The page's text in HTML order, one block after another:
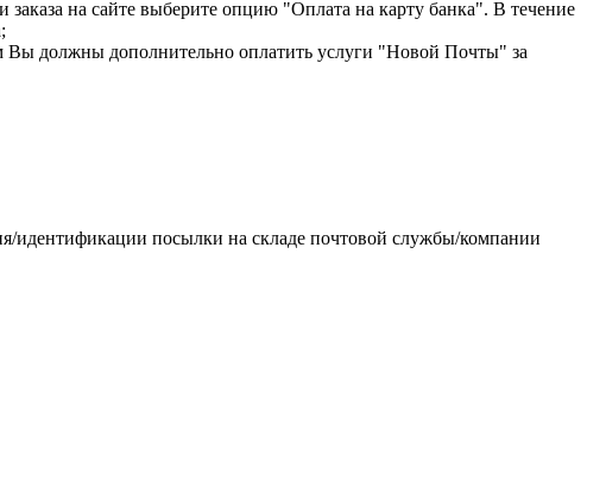
на сайте выберите опцию "Оплата на карту банка". В течение
должны дополнительно оплатить услуги "Новой Почты" за
идентификации посылки на складе почтовой службы/компании